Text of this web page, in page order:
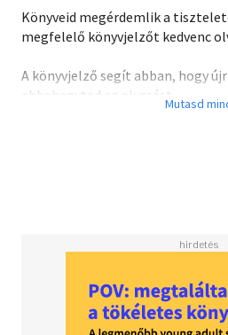
Könyveid megérdemlik a
megfelelő könyvjelzőt kedvenc
A könyvjelző segít abban, hogy
abbahagytad az olvasást.
Méret: 6.2 cm